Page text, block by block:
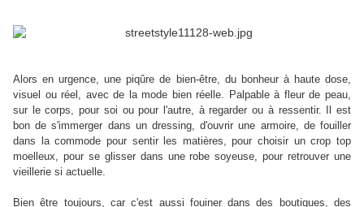
Alors en urgence, une piqûre de bien-être, du bonheur à haute dose,
visuel ou réel, avec de la mode bien réelle. Palpable à fleur de peau,
sur le corps, pour soi ou pour l'autre, à regarder ou à ressentir. Il est
bon de s'immerger dans un dressing, d'ouvrir une armoire, de fouiller
dans la commode pour sentir les matières, pour choisir un crop top
moelleux, pour se glisser dans une robe soyeuse, pour retrouver une
vieillerie si actuelle.
Bien être toujours, car c'est aussi fouiner dans des boutiques, des